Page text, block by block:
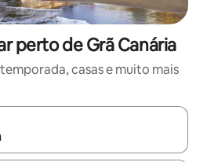
perto de Grã Canária
casas e muito mais
disponíveis, explore-os